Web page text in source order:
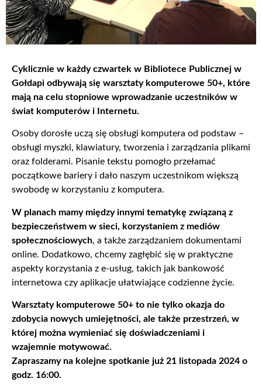
Cyklicznie w każdy czwartek w Bibliotece Publicznej w
Gołdapi odbywają się warsztaty komputerowe 50+, które
mają na celu stopniowe wprowadzanie uczestników w
świat komputerów i Internetu.
Osoby dorosłe uczą się obsługi komputera od podstaw –
obsługi myszki, klawiatury, tworzenia i zarządzania plikami
oraz folderami. Pisanie tekstu pomogło przełamać
początkowe bariery i dało naszym uczestnikom większą
swobodę w korzystaniu z komputera.
W planach mamy między innymi tematykę związaną z
bezpieczeństwem w sieci, korzystaniem z mediów
społecznościowych, a także zarządzaniem dokumentami
online. Dodatkowo, chcemy zagłębić się w praktyczne
aspekty korzystania z e-usług, takich jak bankowość
internetowa czy aplikacje ułatwiające codzienne życie.
Warsztaty komputerowe 50+ to nie tylko okazja do
zdobycia nowych umiejętności, ale także przestrzeń, w
której można wymieniać się doświadczeniami i
wzajemnie motywować.
Zapraszamy na kolejne spotkanie już 21 listopada 2024 o
godz. 16:00.